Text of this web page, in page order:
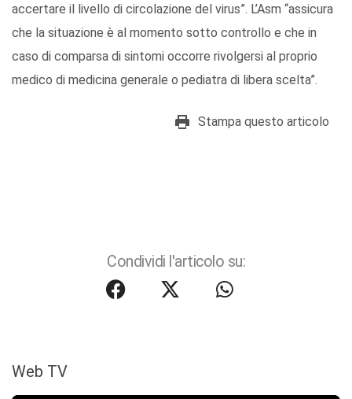
accertare il livello di circolazione del virus”. L’Asm “assicura
che la situazione è al momento sotto controllo e che in
caso di comparsa di sintomi occorre rivolgersi al proprio
medico di medicina generale o pediatra di libera scelta”.
Stampa questo articolo
Condividi l'articolo su:
Web TV